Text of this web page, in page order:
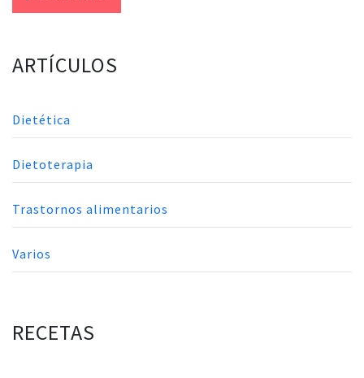
ARTÍCULOS
Dietética
Dietoterapia
Trastornos alimentarios
Varios
RECETAS